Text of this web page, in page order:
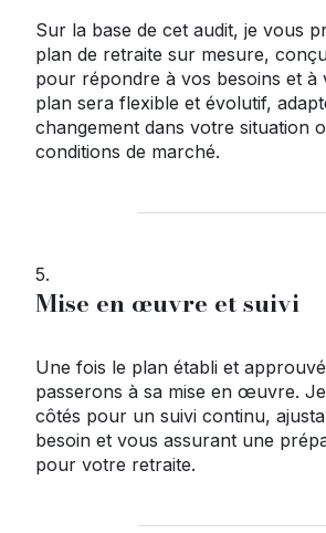
Sur la base de cet audit, je vous
plan de retraite sur mesure,
pour répondre à vos besoins et à
plan sera flexible et évolutif,
changement dans votre situation
conditions de marché.
5.
Mise en œuvre et suivi
Une fois le plan établi et
passerons à sa mise en œuvre.
côtés pour un suivi continu,
besoin et vous assurant une
pour votre retraite.